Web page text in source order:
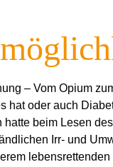
– Vom Opium
hat oder auch
beim Lesen
Irr- und